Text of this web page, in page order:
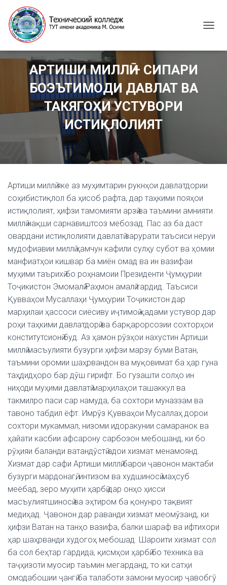
G
АРТИШИ МИЛЛӢ – СИПАРИ
БОЭЪТИМОДИ ДАВЛАТ ВА
ТАКЯГОҲИ УСТУВОРИ
ИСТИҚЛОЛИЯТ
Артиши миллӣ яке аз муҳимтарин рукнҳои давлатдории
соҳибистиқлол ба ҳисоб рафта, дар таҳкими пояҳои
истиқлолият, ҳифзи тамомияти арзӣ ва таъмини амнияти
миллӣ нақши сарнавиштсоз мебозад. Пас аз ба даст
овардани истиқлолияти давлатӣ зарурати таъсиси неруи
мудофиавии миллӣ ҳамчун кафили сулҳу субот ва ҳомии
манфиатҳои кишвар ба миён омад ва ин вазифаи
муҳими таърихӣ бо роҳнамоии Президенти Ҷумҳурии
Тоҷикистон Эмомалӣ Раҳмон амалӣ гардид. Таъсиси
Қувваҳои Мусаллаҳи Ҷумҳурии Тоҷикистон дар
марҳилаи ҳассоси сиёсиву иҷтимоӣ қадами устувор дар
роҳи таҳкими давлатдорӣ ва барқарорсозии сохторҳои
конститутсионӣ буд. Аз ҳамон рӯзҳои нахустин Артиши
миллӣ масъулияти бузурги ҳифзи марзу буми Ватан,
таъмини оромии шаҳрвандон ва муқовимат ба ҳар гуна
таҳдидҳоро бар дӯш гирифт. Бо гузашти солҳо ин
ниҳоди муҳими давлатӣ марҳилаҳои ташаккул ва
такмилро паси сар намуда, ба сохтори муназзам ва
тавоно табдил ёфт. Имрӯз Қувваҳои Мусаллаҳ дорои
сохтори мукаммал, низоми идоракунии самаранок ва
ҳайати касбии афсарону сарбозон мебошанд, ки бо
рӯҳияи баланди ватандӯстӣ адои хизмат менамоянд.
Хизмат дар сафи Артиши миллӣ барои ҷавонон мактаби
бузурги мардонагӣ, интизом ва худшиносӣ маҳсуб
меёбад, зеро муҳити ҳарбӣ дар онҳо ҳисси
масъулиятшиносӣ ва эҳтиром ба қонунро тақвият
медиҳад. Ҷавонон дар раванди хизмат меомӯзанд, ки
ҳифзи Ватан на танҳо вазифа, балки шараф ва ифтихори
ҳар шаҳрванди худогоҳ мебошад. Шароити хизмат сол
ба сол беҳтар гардида, қисмҳои ҳарбӣ бо техника ва
таҷҳизоти муосир таъмин мегарданд, то ки сатҳи
омодабошии ҷангӣ ба талаботи замони муосир ҷавобгӯ